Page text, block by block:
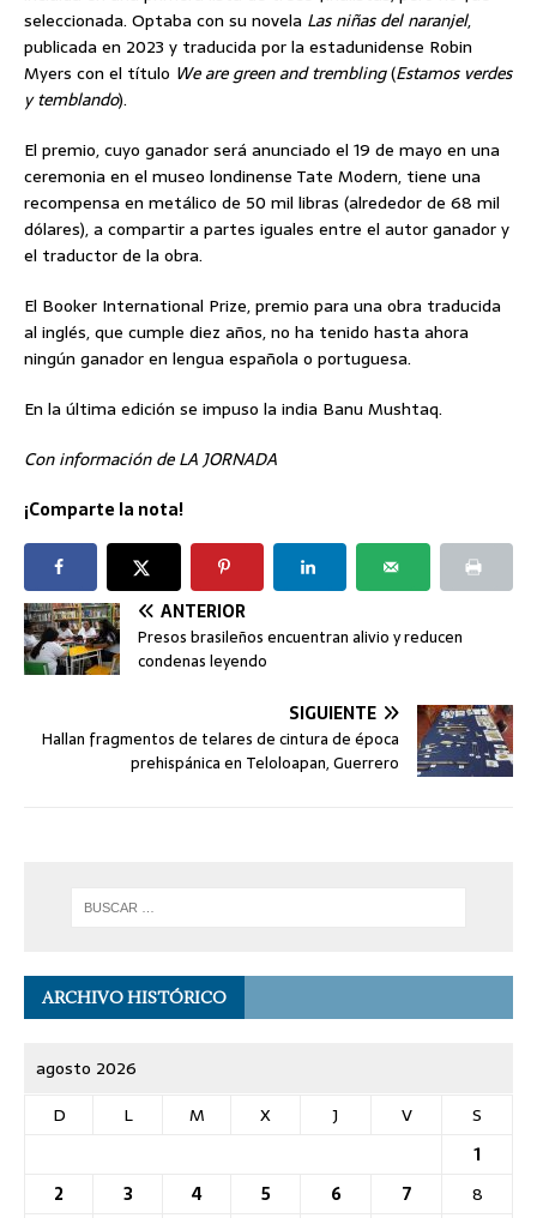
seleccionada. Optaba con su novela Las niñas del naranjel,
publicada en 2023 y traducida por la estadunidense Robin
Myers con el título We are green and trembling(Estamos verdes
y temblando).
El premio, cuyo ganador será anunciado el 19 de mayo en una
ceremonia en el museo londinense Tate Modern, tiene una
recompensa en metálico de 50 mil libras (alrededor de 68 mil
dólares), a compartir a partes iguales entre el autor ganador y
el traductor de la obra.
El Booker International Prize, premio para una obra traducida
al inglés, que cumple diez años, no ha tenido hasta ahora
ningún ganador en lengua española o portuguesa.
En la última edición se impuso la india Banu Mushtaq.
Con información de LA JORNADA
¡Comparte la nota!
ANTERIOR
Presos brasileños encuentran alivio y reducen
condenas leyendo
SIGUIENTE
Hallan fragmentos de telares de cintura de época
prehispánica en Teloloapan, Guerrero
ARCHIVO HISTÓRICO
agosto 2026
D
L M X J V
S
1
2
3 4 5 6 7
8